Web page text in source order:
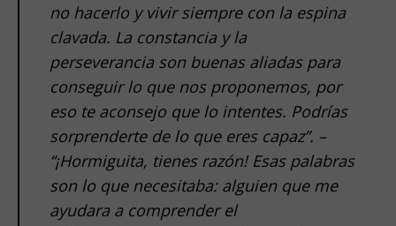
no hacerlo y vivir siempre con la espina
clavada. La constancia y la
perseverancia son buenas aliadas para
conseguir lo que nos proponemos, por
eso te aconsejo que lo intentes. Podrías
sorprenderte de lo que eres capaz”. –
“¡Hormiguita, tienes razón! Esas palabras
son lo que necesitaba: alguien que me
ayudara a comprender el